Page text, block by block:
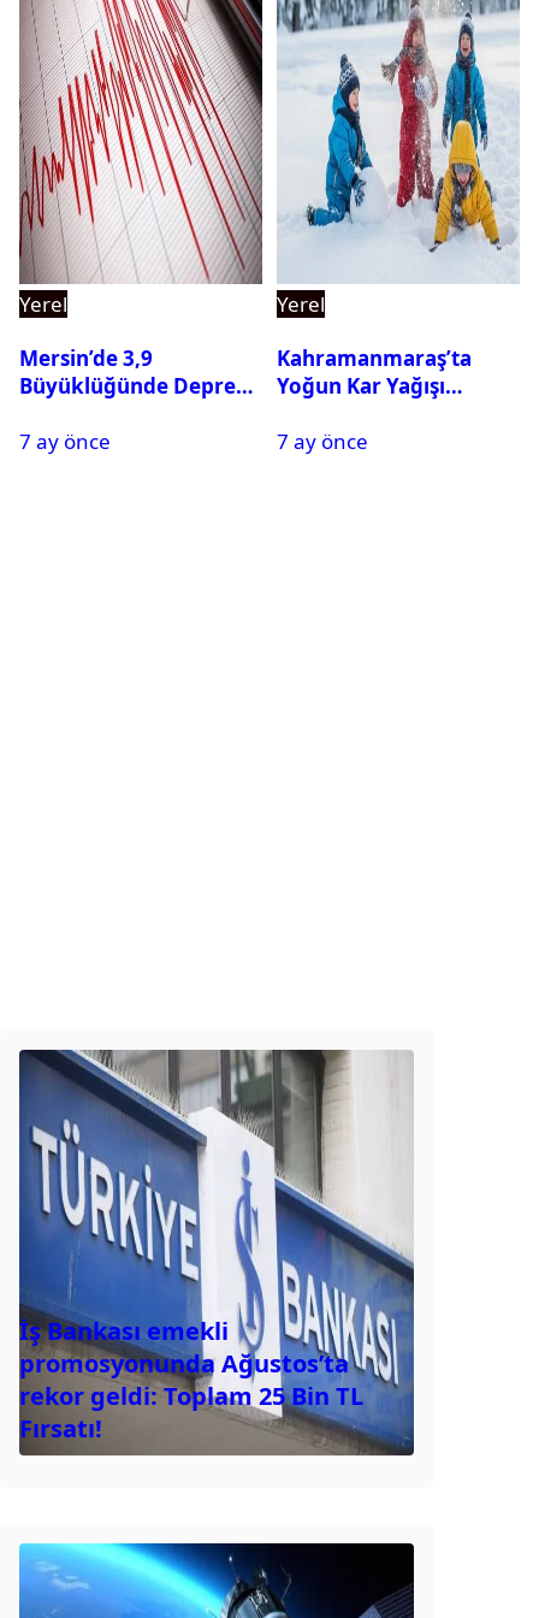
Yerel
Mersin’de 3,9
Büyüklüğünde Deprem
7 ay önce
Yerel
Kahramanmaraş’ta
Yoğun Kar Yağışı
Tatil
7 ay önce
İş Bankası emekli
promosyonunda Ağustos’ta
rekor geldi: Toplam 25 Bin TL
Fırsatı!